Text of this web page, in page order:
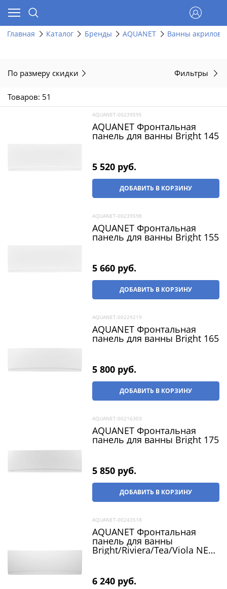
Главная Каталог Бренды AQUANET Ванны
По размеру скидки Фильтры
Товаров: 51
AQUANET-00239595
AQUANET Фронтальная
панель для ванны Bright 145
5 520 руб.
ДОБАВИТЬ В КОРЗИНУ
AQUANET-00239598
AQUANET Фронтальная
панель для ванны Bright 155
5 660 руб.
ДОБАВИТЬ В КОРЗИНУ
AQUANET-00229219
AQUANET Фронтальная
панель для ванны Bright 165
5 800 руб.
ДОБАВИТЬ В КОРЗИНУ
AQUANET-00216303
AQUANET Фронтальная
панель для ванны Bright 175
5 850 руб.
ДОБАВИТЬ В КОРЗИНУ
AQUANET-00243518
AQUANET Фронтальная
панель для ванны
Bright/Riviera/Tea/Viola NEW
6 240 руб.